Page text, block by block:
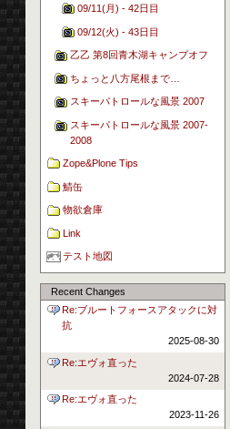
09/11(月) - 42日目
09/12(火) - 43日目
乙乙 第8回青木湖キャンプオフ
ちょっと八方尾根まで…
スキーパトロールな風景 2007
スキーパトロールな風景 2007-
2008
Zope&Plone Tips
鯖缶
物欲倉庫
Link
テスト地図
Recent Changes
Re:ブルートフォースアタックに対
抗
2025-08-30
Re:エヴォ直った
2024-07-28
Re:エヴォ直った
2023-11-26